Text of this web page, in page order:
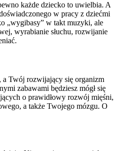
każde dziecko to uwielbia. A
w pracy z dziećmi
„wygibasy” w takt muzyki, ale
wyrabianie słuchu, rozwijanie
a Twój rozwijający się organizm
zabawami będziesz mógł się
o prawidłowy rozwój mięśni,
a także Twojego mózgu. O